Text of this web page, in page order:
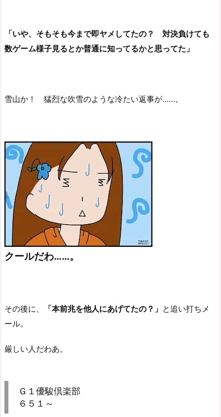
「いや、そもそも今まで即ヤメしてたの？ 対決負けても
数ゲーム様子見るとか普通に知ってるかと思ってた」
雪山か！ 猛烈な吹雪のような冷たい返事が……。
クールだわ……。
その後に、 「本前兆を他人にあげてたの？」 と追い打ちメ
ール。
厳しい人だわあ。
Ｇ１優駿倶楽部
６５１～